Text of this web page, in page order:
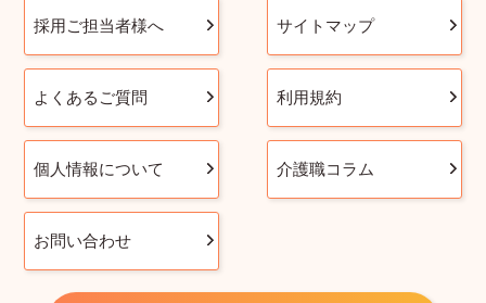
採用ご担当者様へ サイトマップ
よくあるご質問 利用規約
個人情報について 介護職コラム
お問い合わせ